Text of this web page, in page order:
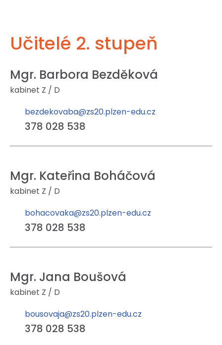
Učitelé 2. stupeň
Mgr. Barbora Bezděková
kabinet Z / D
bezdekovaba@zs20.plzen-edu.cz
378 028 538
Mgr. Kateřina Boháčová
kabinet Z / D
bohacovaka@zs20.plzen-edu.cz
378 028 538
Mgr. Jana Boušová
kabinet Z / D
bousovaja@zs20.plzen-edu.cz
378 028 538